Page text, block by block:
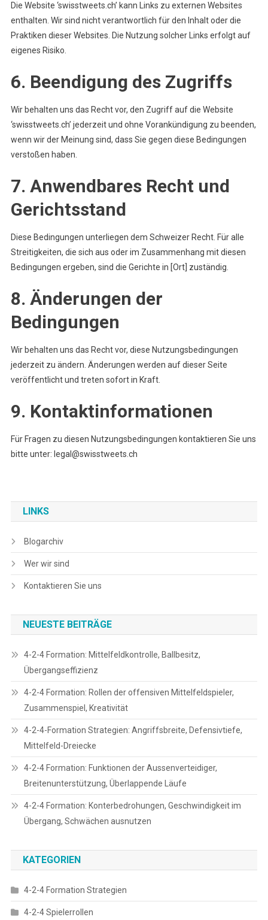
Die Website ‘swisstweets.ch’ kann Links zu externen Websites
enthalten. Wir sind nicht verantwortlich für den Inhalt oder die
Praktiken dieser Websites. Die Nutzung solcher Links erfolgt auf
eigenes Risiko.
6. Beendigung des Zugriffs
Wir behalten uns das Recht vor, den Zugriff auf die Website
‘swisstweets.ch’ jederzeit und ohne Vorankündigung zu beenden,
wenn wir der Meinung sind, dass Sie gegen diese Bedingungen
verstoßen haben.
7. Anwendbares Recht und
Gerichtsstand
Diese Bedingungen unterliegen dem Schweizer Recht. Für alle
Streitigkeiten, die sich aus oder im Zusammenhang mit diesen
Bedingungen ergeben, sind die Gerichte in [Ort] zuständig.
8. Änderungen der
Bedingungen
Wir behalten uns das Recht vor, diese Nutzungsbedingungen
jederzeit zu ändern. Änderungen werden auf dieser Seite
veröffentlicht und treten sofort in Kraft.
9. Kontaktinformationen
Für Fragen zu diesen Nutzungsbedingungen kontaktieren Sie uns
bitte unter: legal@swisstweets.ch
LINKS
Blogarchiv
Wer wir sind
Kontaktieren Sie uns
NEUESTE BEITRÄGE
4-2-4 Formation: Mittelfeldkontrolle, Ballbesitz,
Übergangseffizienz
4-2-4 Formation: Rollen der offensiven Mittelfeldspieler,
Zusammenspiel, Kreativität
4-2-4-Formation Strategien: Angriffsbreite, Defensivtiefe,
Mittelfeld-Dreiecke
4-2-4 Formation: Funktionen der Aussenverteidiger,
Breitenunterstützung, Überlappende Läufe
4-2-4 Formation: Konterbedrohungen, Geschwindigkeit im
Übergang, Schwächen ausnutzen
KATEGORIEN
4-2-4 Formation Strategien
4-2-4 Spielerrollen